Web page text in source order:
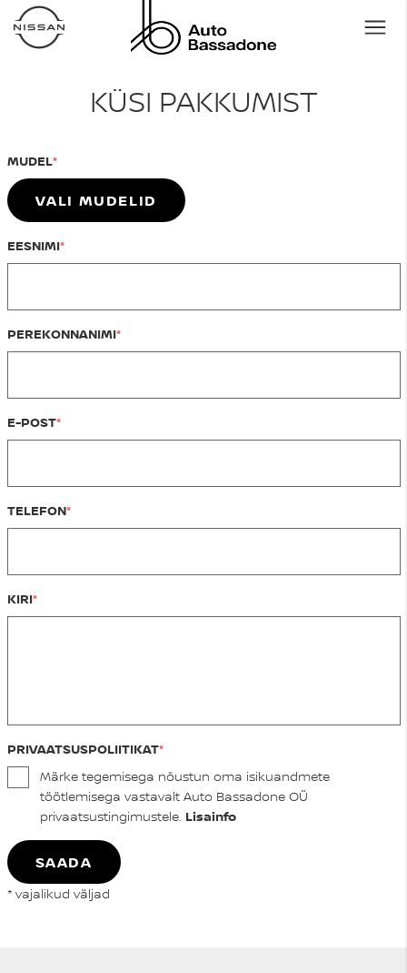
KÜSI PAKKUMIST
MUDEL
VALI MUDELID
EESNIMI
PEREKONNANIMI
E-POST
TELEFON
KIRI
PRIVAATSUSPOLIITIKAT
Märke tegemisega nõustun oma isikuandmete
töötlemisega vastavalt Auto Bassadone OÜ
privaatsustingimustele. Lisainfo
SAADA
* vajalikud väljad